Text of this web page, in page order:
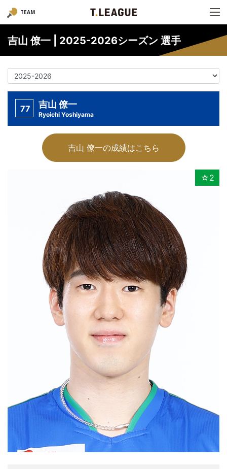
TEAM
吉山 僚一 | 2025-2026シーズン 選手
77 吉山 僚一
Ryoichi Yoshiyama
吉山 僚一の成績はこちら
☆2